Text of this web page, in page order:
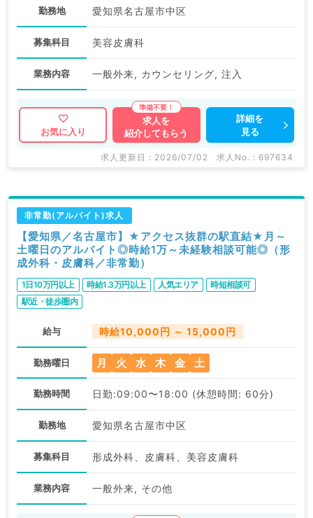
勤務地 愛知県名古屋市中区
募集科目 美容皮膚科
業務内容 一般外来, カウンセリング, 注入
お気に入り
求人を
紹介してもらう
詳細を
見る
求人更新日 : 2026/07/02 求人No. : 697634
非常勤(アルバイト)求人
【愛知県／名古屋市】★アクセス抜群の駅直結★月～
土曜日のアルバイト◎時給1万～未経験相談可能◎（形
成外科・皮膚科／非常勤）
1日10万円以上 時給1.3万円以上 人気エリア
時短相談可
駅近・徒歩圏内
給与 時給10,000円 ～ 15,000円
勤務曜日 月 火 水 木 金 土
勤務時間 日勤:09:00〜18:00 (休憩時間: 60分)
勤務地 愛知県名古屋市中区
募集科目 形成外科、皮膚科、美容皮膚科
業務内容 一般外来, その他